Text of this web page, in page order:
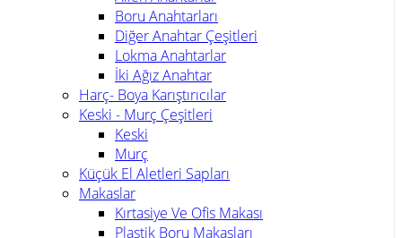
Boru Anahtarları
Diğer Anahtar Çeşitleri
Lokma Anahtarlar
İki Ağız Anahtar
Harç- Boya Karıştırıcılar
Keski - Murç Çeşitleri
Keski
Murç
Küçük El Aletleri Sapları
Makaslar
Kırtasiye Ve Ofis Makası
Plastik Boru Makasları